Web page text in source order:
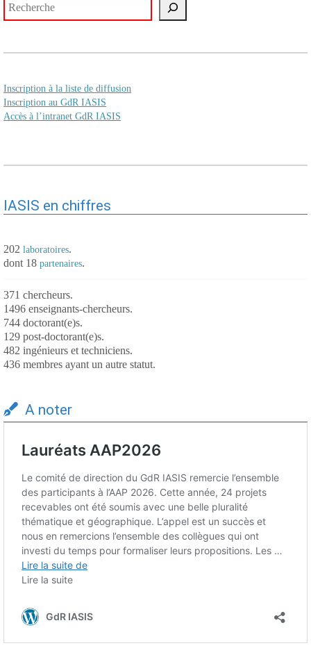
Inscription à la liste de diffusion
Inscription au GdR IASIS
Accès à l’intranet GdR IASIS
IASIS en chiffres
202 laboratoires.
dont 18 partenaires.
371 chercheurs.
1496 enseignants-chercheurs.
744 doctorant(e)s.
129 post-doctorant(e)s.
482 ingénieurs et techniciens.
436 membres ayant un autre statut.
A noter